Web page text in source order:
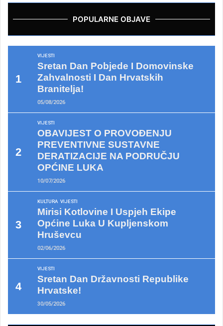
POPULARNE OBJAVE
VIJESTI
Sretan Dan Pobjede I Domovinske
Zahvalnosti I Dan Hrvatskih
Branitelja!
05/08/2026
VIJESTI
OBAVIJEST O PROVOĐENJU
PREVENTIVNE SUSTAVNE
DERATIZACIJE NA PODRUČJU
OPĆINE LUKA
10/07/2026
KULTURA VIJESTI
Mirisi Kotlovine I Uspjeh Ekipe
Općine Luka U Kupljenskom
Hruševcu
02/06/2026
VIJESTI
Sretan Dan Državnosti Republike
Hrvatske!
30/05/2026